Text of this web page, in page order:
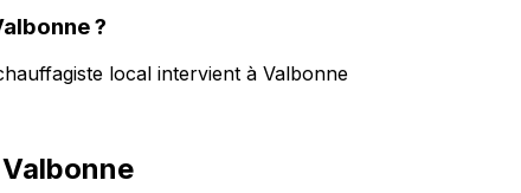
?
local intervient à Valbonne